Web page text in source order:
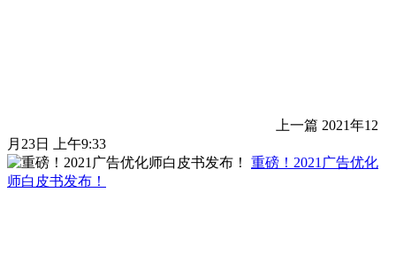
上一篇 2021年12
月23日 上午9:33
重磅！2021广告优化
师白皮书发布！